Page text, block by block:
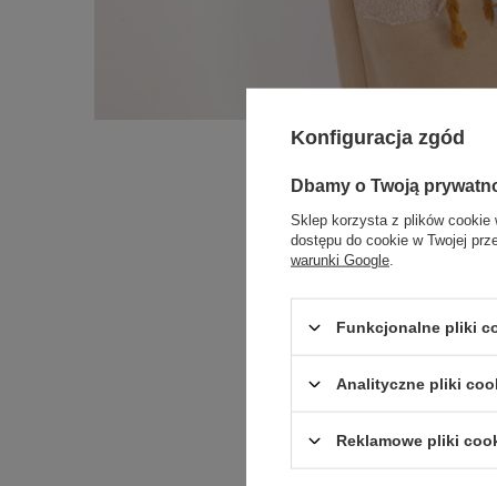
Konfiguracja zgód
Dbamy o Twoją
Sklep korzysta z plików cookie
dostępu do cookie w Twojej
warunki Google
Funkcjonalne pliki
Analityczne pliki
Reklamowe pliki